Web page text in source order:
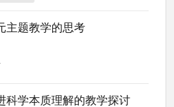
主题教学的思考
科学本质理解的教学探讨